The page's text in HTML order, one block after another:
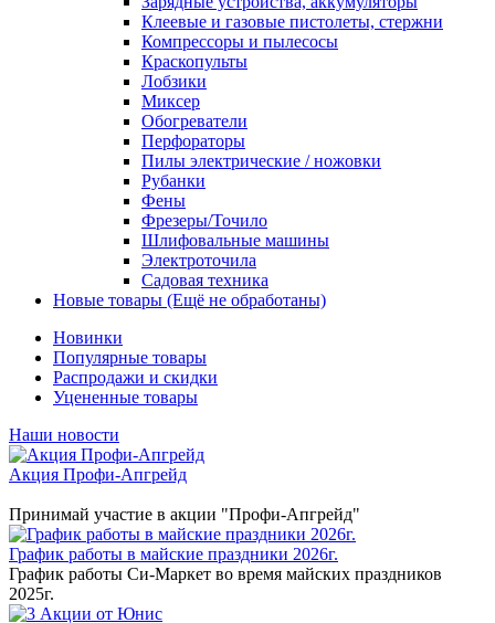
Клеевые и газовые пистолеты, стержни
Компрессоры и пылесосы
Краскопульты
Лобзики
Миксер
Обогреватели
Перфораторы
Пилы электрические / ножовки
Рубанки
Фены
Фрезеры/Точило
Шлифовальные машины
Электроточила
Садовая техника
Новые товары (Ещё не обработаны)
Новинки
Популярные товары
Распродажи и скидки
Уцененные товары
Наши новости
Акция Профи-Апгрейд
Принимай участие в акции "Профи-Апгрейд"
График работы в майские праздники 2026г.
График работы Си-Маркет во время майских праздников
2025г.